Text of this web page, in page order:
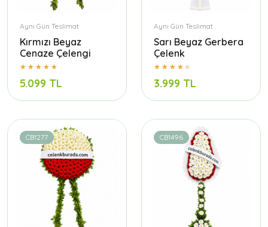
Aynı Gün Teslimat
Kırmızı Beyaz
Cenaze Çelengi
5.099 TL
Aynı Gün Teslimat
Sarı Beyaz Gerbera
Çelenk
3.999 TL
CB1277 CB1496